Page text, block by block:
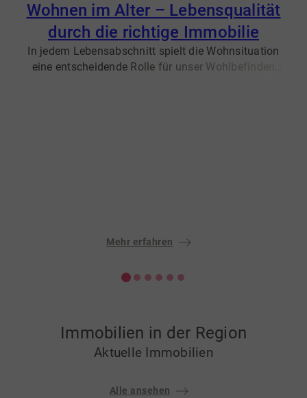
Wohnen im Alter – Lebensqualität
durch die richtige Immobilie
In jedem Lebensabschnitt spielt die Wohnsituation
eine entscheidende Rolle für unser Wohlbefinden
Mehr erfahren
Immobilien in der Region
Aktuelle Immobilien
Alle ansehen